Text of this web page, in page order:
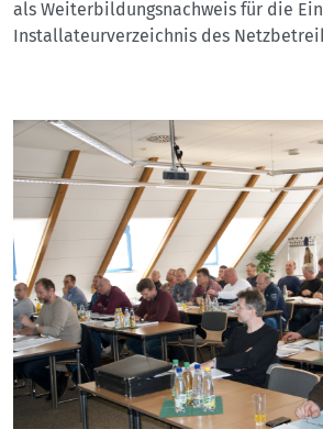
als Weiterbildungsnachweis für die
Installateurverzeichnis des